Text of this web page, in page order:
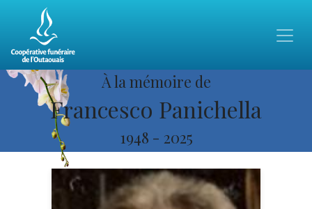
À la mémoire de
Francesco Panichella
1948 - 2025